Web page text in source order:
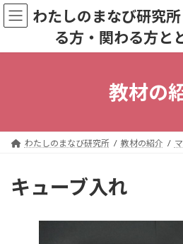
コ
ン
プ
ナ
ビ
動
わたしのまなび研究
る方・関わる方と
教材の
わたしのまなび研究所 教材の紹介
キューブ入れ